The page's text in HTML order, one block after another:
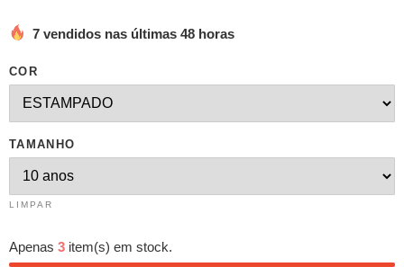
7 vendidos nas últimas 48 horas
COR
TAMANHO
LIMPAR
Apenas 3 item(s) em stock.